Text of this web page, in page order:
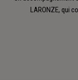
LARONZE, qui